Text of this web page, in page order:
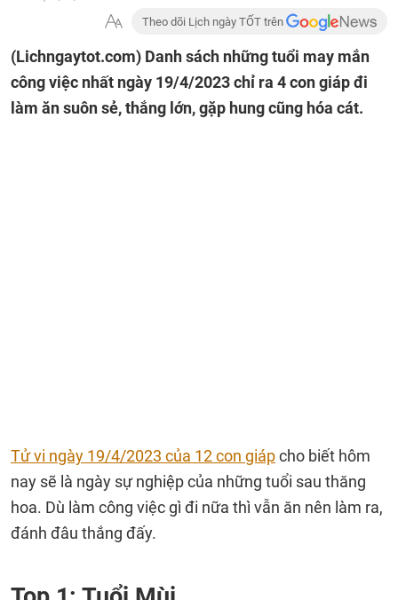
Theo dõi Lịch ngày TỐT trên
(Lichngaytot.com) Danh sách những tuổi may mắn
công việc nhất ngày 19/4/2023 chỉ ra 4 con giáp đi
làm ăn suôn sẻ, thắng lớn, gặp hung cũng hóa cát.
Tử vi ngày 19/4/2023 của 12 con giápcho biết hôm
nay sẽ là ngày sự nghiệp của những tuổi sau thăng
hoa. Dù làm công việc gì đi nữa thì vẫn ăn nên làm ra,
đánh đâu thắng đấy.